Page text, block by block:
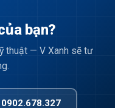
bạn?
thuật — V Xanh sẽ tư
0902.678.327